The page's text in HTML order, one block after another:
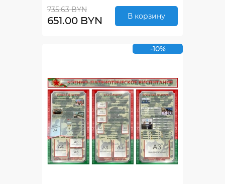
735.63 BYN
651.00 BYN В корзину
-10%